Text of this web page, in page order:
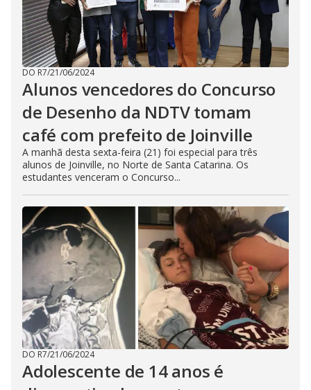
DO R7/21/06/2024
Alunos vencedores do Concurso
de Desenho da NDTV tomam
café com prefeito de Joinville
A manhã desta sexta-feira (21) foi especial para três
alunos de Joinville, no Norte de Santa Catarina. Os
estudantes venceram o Concurso...
DO R7/21/06/2024
Adolescente de 14 anos é